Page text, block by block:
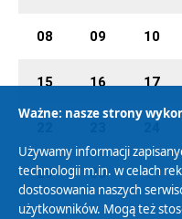
08 09 10
15 16 17
29 30 01
Ważne: nasze strony
Używamy informacji
technologii m.in. w celach
dostosowania naszych
użytkowników. Mogą też